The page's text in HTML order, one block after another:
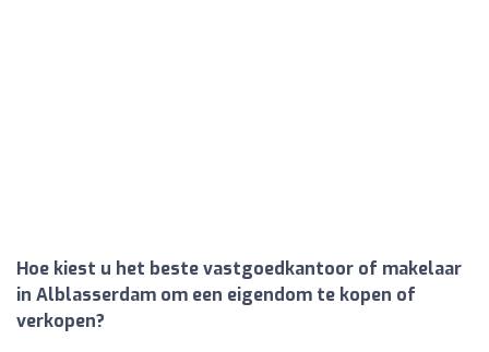
Hoe kiest u het beste vastgoedkantoor of makelaar
in Alblasserdam om een eigendom te kopen of
verkopen?